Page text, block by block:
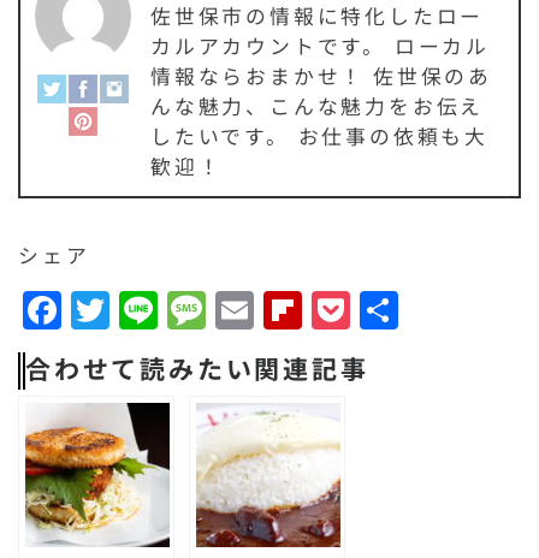
佐世保市の情報に特化したロー
カルアカウントです。 ローカル
情報ならおまかせ！ 佐世保のあ
んな魅力、こんな魅力をお伝え
したいです。 お仕事の依頼も大
歓迎！
シェア
F
a
c
e
b
o
o
T
w
it
t
e
r
Li
n
e
M
e
s
s
a
g
e
E
m
a
il
F
li
p
b
o
a
r
P
o
c
合わせて読みたい関連記事